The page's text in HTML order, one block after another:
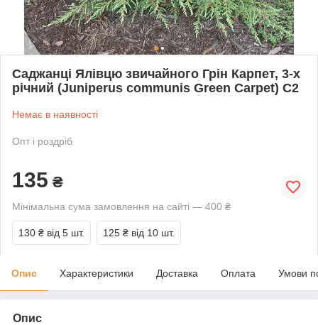
Саджанці Ялівцю звичайного Грін Карпет, 3-х
річний (Juniperus communis Green Carpet) С2
Немає в наявності
Опт і роздріб
135 ₴
Мінімальна сума замовлення на сайті — 400 ₴
130 ₴ від 5 шт. 125 ₴ від 10 шт.
Опис Характеристики Доставка Оплата Умови
Опис